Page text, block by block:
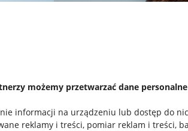
możemy przetwarzać dane
informacji na urządzeniu lub dostęp do
reklamy i treści, pomiar reklam i treści,